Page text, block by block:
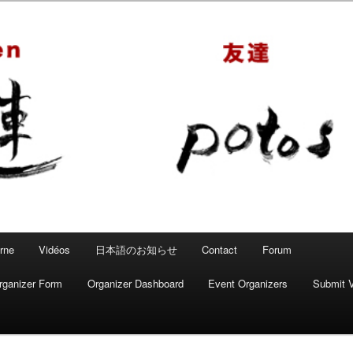
Mahjong convivial
Vidéos 日本語のお知らせ Contact Forum
Form Organizer Dashboard Event Organizers Submit